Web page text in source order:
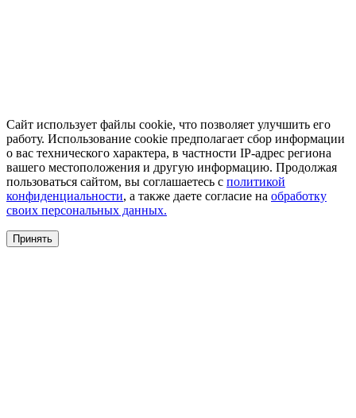
Сайт использует файлы cookie, что позволяет улучшить его
работу. Использование cookie предполагает сбор информации
о вас технического характера, в частности IP-адрес региона
вашего местоположения и другую информацию. Продолжая
пользоваться сайтом, вы соглашаетесь с политикой
конфиденциальности, а также даете согласие на обработку
своих персональных данных.
Принять